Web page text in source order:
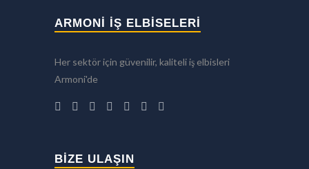
ARMONİ İŞ ELBİSELERİ
Her sektör için güvenilir, kaliteli iş elbisleri
Armoni'de
BIZE ULAŞIN